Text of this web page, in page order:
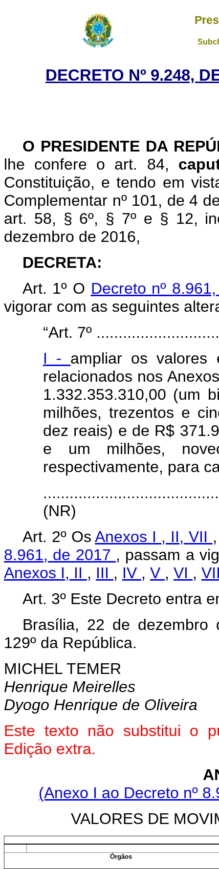
DECRETO Nº 9.248,
O PRESIDENTE DA
lhe confere o art. 84,
Constituição, e tendo em
Complementar nº 101, de 4
art. 58, § 6º, § 7º e § 12,
dezembro de 2016,
DECRETA:
Art. 1º O Decreto nº
vigorar com as seguintes
“Art. 7º
I - ampliar os valores
relacionados nos
1.332.353.310,00 (um
milhões, trezentos e
dez reais) e de R$
e um milhões,
respectivamente, para
(NR)
Art. 2º OsAnexos I , II, VII
8.961, de 2017 , passam a
Anexos I, II , III , IV , V , VI ,
Art. 3º Este Decreto entra
Brasília, 22 de dezembro
129º da República.
MICHEL TEMER
Henrique Meirelles
Dyogo Henrique de Oliveira
Este texto não substitui o
Edição extra.
(Anexo I ao Decreto nº
VALORES DE
Órgãos